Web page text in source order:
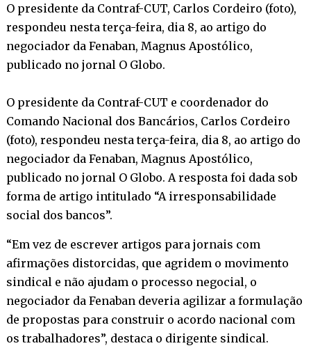
O presidente da Contraf-CUT, Carlos Cordeiro (foto),
respondeu nesta terça-feira, dia 8, ao artigo do
negociador da Fenaban, Magnus Apostólico,
publicado no jornal O Globo.
O presidente da Contraf-CUT e coordenador do
Comando Nacional dos Bancários, Carlos Cordeiro
(foto), respondeu nesta terça-feira, dia 8, ao artigo do
negociador da Fenaban, Magnus Apostólico,
publicado no jornal O Globo. A resposta foi dada sob
forma de artigo intitulado “A irresponsabilidade
social dos bancos”.
“Em vez de escrever artigos para jornais com
afirmações distorcidas, que agridem o movimento
sindical e não ajudam o processo negocial, o
negociador da Fenaban deveria agilizar a formulação
de propostas para construir o acordo nacional com
os trabalhadores”, destaca o dirigente sindical.